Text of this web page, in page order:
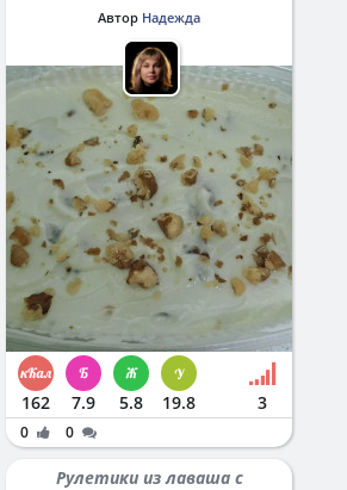
Автор Надежда
162 7.9 5.8 19.8 3
0 0
Рулетики из лаваша с